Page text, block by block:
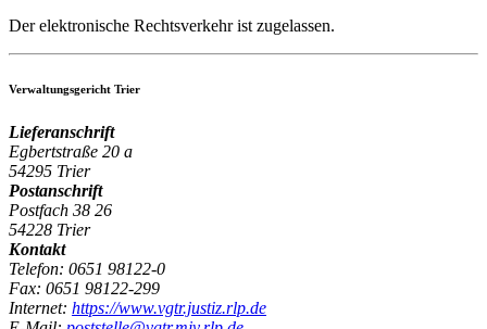
Der elektronische Rechtsverkehr ist zugelassen.
Verwaltungsgericht Trier
Lieferanschrift
Egbertstraße 20 a
54295 Trier
Postanschrift
Postfach 38 26
54228 Trier
Kontakt
Telefon: 0651 98122-0
Fax: 0651 98122-299
Internet: https://www.vgtr.justiz.rlp.de